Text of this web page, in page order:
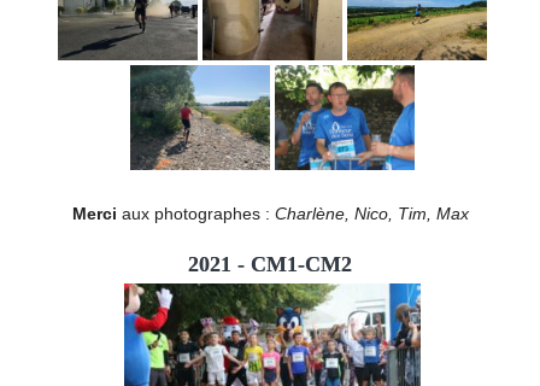
Merci aux photographes : Charlène, Nico, Tim, Max
2021 - CM1-CM2